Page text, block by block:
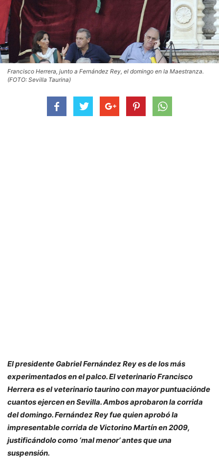
Francisco Herrera, junto a Fernández Rey, el domingo en la Maestranza.
(FOTO: Sevilla Taurina)
El presidente Gabriel Fernández Rey es de los más
experimentados en el palco. El veterinario Francisco
Herrera es el veterinario taurino con mayor puntuaciónde
cuantos ejercen en Sevilla. Ambos aprobaron la corrida
del domingo. Fernández Rey fue quien aprobó la
impresentable corrida de Victorino Martín en 2009,
justificándolo como ‘mal menor’ antes que una
suspensión.